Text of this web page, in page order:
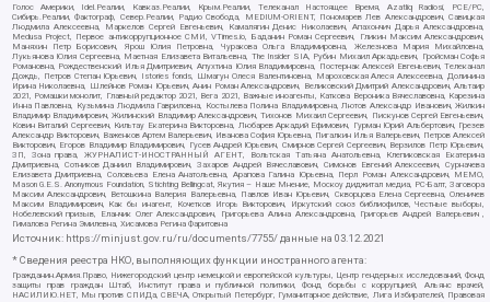
Голос Америки, Idel.Реалии, Кавказ.Реалии, Крым.Реалии, Телеканал Настоящее Время, Azatliq Radiosi, PCE/PC,
Сибирь.Реалии, Фактограф, Север.Реалии, Радио Свобода, MEDIUM-ORIENT, Пономарев Лев Александрович, Савицкая
Людмила Алексеевна, Маркелов Сергей Евгеньевич, Камалягин Денис Николаевич, Апахончич Дарья Александровна,
Medusa Project, Первое антикоррупционное СМИ, VTimes.io, Баданин Роман Сергеевич, Гликин Максим Александрович,
Маняхин Петр Борисович, Ярош Юлия Петровна, Чуракова Ольга Владимировна, Железнова Мария Михайловна,
Лукьянова Юлия Сергеевна, Маетная Елизавета Витальевна, The Insider SIA, Рубин Михаил Аркадьевич, Гройсман Софья
Романовна, Рождественский Илья Дмитриевич, Апухтина Юлия Владимировна, Постернак Алексей Евгеньевич, Телеканал
Дождь, Петров Степан Юрьевич, Istories fonds, Шмагун Олеся Валентиновна, Мароховская Алеся Алексеевна, Долинина
Ирина Николаевна, Шлейнов Роман Юрьевич, Анин Роман Александрович, Великовский Дмитрий Александрович, Альтаир
2021, Ромашки монолит, Главный редактор 2021, Вега 2021, Важные иноагенты, Каткова Вероника Вячеславовна, Карезина
Инна Павловна, Кузьмина Людмила Гавриловна, Костылева Полина Владимировна, Лютов Александр Иванович, Жилкин
Владимир Владимирович, Жилинский Владимир Александрович, Тихонов Михаил Сергеевич, Пискунов Сергей Евгеньевич,
Ковин Виталий Сергеевич, Кильтау Екатерина Викторовна, Любарев Аркадий Ефимович, Гурман Юрий Альбертович, Грезев
Александр Викторович, Важенков Артем Валерьевич, Иванова София Юрьевна, Пигалкин Илья Валерьевич, Петров Алексей
Викторович, Егоров Владимир Владимирович, Гусев Андрей Юрьевич, Смирнов Сергей Сергеевич, Верзилов Петр Юрьевич,
ЗП, Зона права, ЖУРНАЛИСТ-ИНОСТРАННЫЙ АГЕНТ, Вольтская Татьяна Анатольевна, Клепиковская Екатерина
Дмитриевна, Сотников Даниил Владимирович, Захаров Андрей Вячеславович, Симонов Евгений Алексеевич, Сурначева
Елизавета Дмитриевна, Соловьева Елена Анатольевна, Арапова Галина Юрьевна, Перл Роман Александрович, МЕМО,
Mason G.E.S. Anonymous Foundation, Stichting Bellingcat, Якутия – Наше Мнение, Москоу диджитал медиа, РС-Балт, Заговора
Максим Александрович, Ветошкина Валерия Валерьевна, Павлов Иван Юрьевич, Скворцова Елена Сергеевна, Оленичев
Максим Владимирович, Как бы инагент, Кочетков Игорь Викторович, Иркутский союз библиофилов, Честные выборы,
Нобелевский призыв, Еланчик Олег Александрович, Григорьева Алина Александровна, Григорьев Андрей Валерьевич ,
Гималова Регина Эмилевна, Хисамова Регина Фаритовна
Источник: https://minjust.gov.ru/ru/documents/7755/данные на 03.12.2021
* Сведения реестра НКО, выполняющих функции иностранного агента:
Гражданин.Армия.Право, Нижегородский центр немецкой и европейской культуры, Центр гендерных исследований, Фонд
защиты прав граждан Штаб, Институт права и публичной политики, Фонд борьбы с коррупцией, Альянс врачей,
НАСИЛИЮ.НЕТ, Мы против СПИДа, СВЕЧА, Открытый Петербург, Гуманитарное действие, Лига Избирателей, Правовая